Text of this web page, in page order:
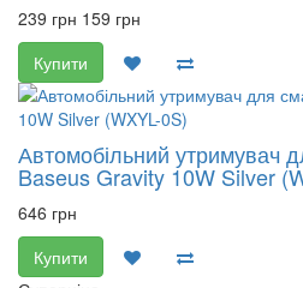
239 грн 159 грн
Купити
Автомобільний утримувач
Baseus Gravity 10W Silver
646 грн
Купити